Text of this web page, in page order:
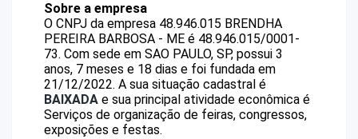
Sobre a empresa
O CNPJ da empresa 48.946.015 BRENDHA
PEREIRA BARBOSA - ME é 48.946.015/0001-
73. Com sede em SAO PAULO, SP, possui 3
anos, 7 meses e 18 dias e foi fundada em
21/12/2022. A sua situação cadastral é
BAIXADA e sua principal atividade econômica é
Serviços de organização de feiras, congressos,
exposições e festas.